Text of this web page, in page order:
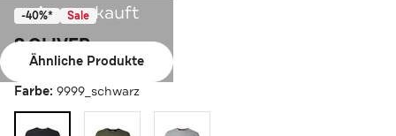
Ausverkauft
Ähnliche Produkte
-40%* Sale
S.OLIVER
Pullover 9999_schwarz
Farbe: 9999_schwarz